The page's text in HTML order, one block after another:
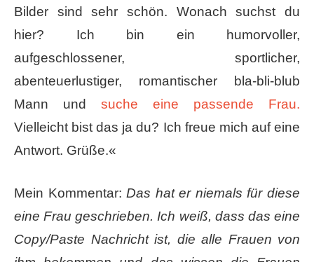
Bilder sind sehr schön. Wonach suchst du
hier? Ich bin ein humorvoller,
aufgeschlossener, sportlicher,
abenteuerlustiger, romantischer bla-bli-blub
Mann und suche eine passende Frau.
Vielleicht bist das ja du? Ich freue mich auf eine
Antwort. Grüße.«
Mein Kommentar:Das hat er ​niemals​ für diese
eine Frau geschrieben. Ich weiß, dass das eine
Copy/Paste Nachricht ist, die alle Frauen von